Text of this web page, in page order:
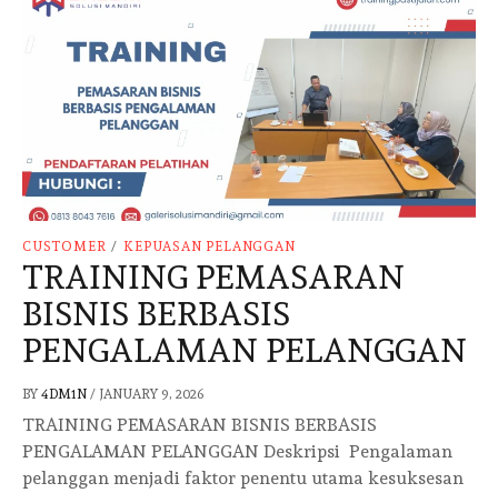
CUSTOMER / KEPUASAN PELANGGAN
TRAINING PEMASARAN
BISNIS BERBASIS
PENGALAMAN PELANGGAN
BY 4DM1N / JANUARY 9, 2026
TRAINING PEMASARAN BISNIS BERBASIS
PENGALAMAN PELANGGAN Deskripsi Pengalaman
pelanggan menjadi faktor penentu utama kesuksesan